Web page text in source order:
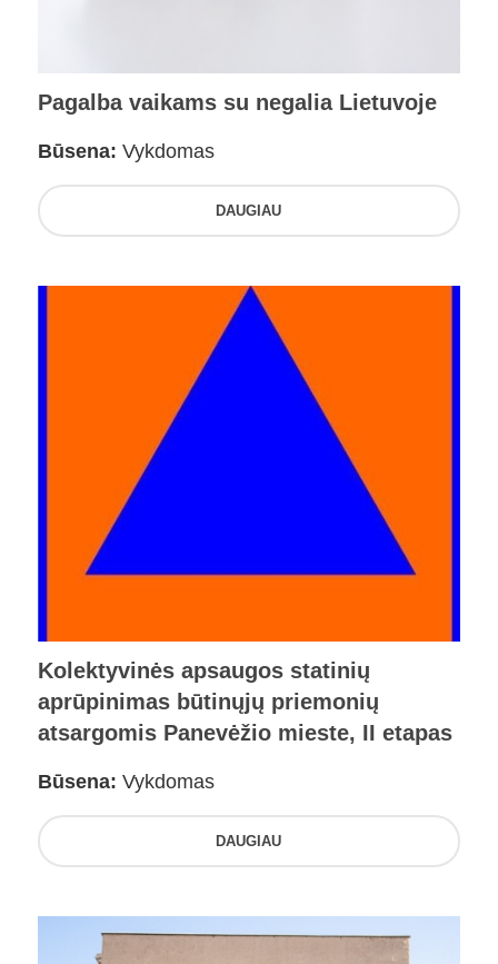
Pagalba vaikams su negalia Lietuvoje
Būsena: Vykdomas
DAUGIAU
Kolektyvinės apsaugos statinių
aprūpinimas būtinųjų priemonių
atsargomis Panevėžio mieste, II etapas
Būsena: Vykdomas
DAUGIAU